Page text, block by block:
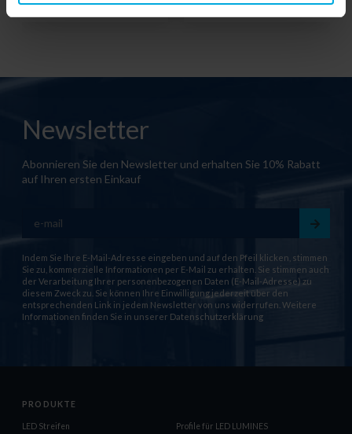
Newsletter
Abonnieren Sie den Newsletter und erhalten Sie 10% Rabatt
auf Ihren ersten Einkauf
Indem Sie Ihre E-Mail-Adresse eingeben und auf den Pfeil klicken, stimmen
Sie zu, kommerzielle Informationen per E-Mail zu erhalten. Sie stimmen auch
der Verarbeitung Ihrer personenbezogenen Daten (E-Mail-Adresse) zu
diesem Zweck zu. Sie können Ihre Einwilligung jederzeit über den
entsprechenden Link in jedem Newsletter von uns widerrufen. Weitere
Informationen finden Sie in unserer Datenschutzerklärung
PRODUKTE
LED Streifen Profile für LED LUMINES